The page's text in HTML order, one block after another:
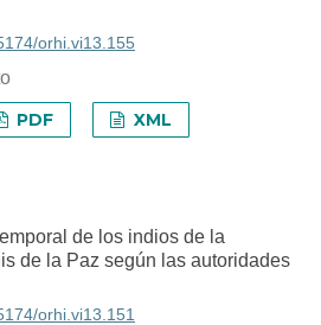
orhi.vi13.155
PDF XML
de los indios de la
de la Paz según las autoridades
orhi.vi13.151